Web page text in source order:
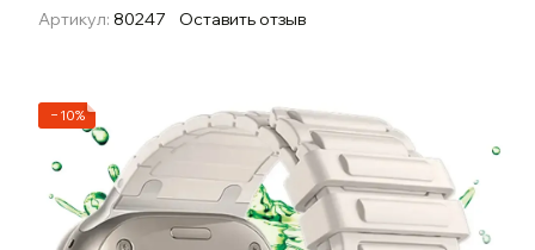
Артикул: 80247 Оставить отзыв
−10%